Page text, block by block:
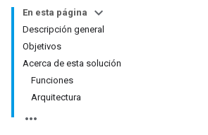
En esta página
Descripción general
Objetivos
Acerca de esta solución
Funciones
Arquitectura